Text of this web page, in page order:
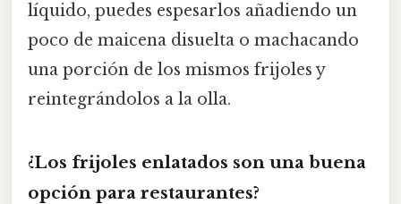
líquido, puedes espesarlos añadiendo un
poco de maicena disuelta o machacando
una porción de los mismos frijoles y
reintegrándolos a la olla.
¿Los frijoles enlatados son una buena
opción para restaurantes?